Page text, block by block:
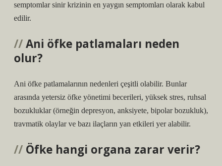
semptomlar sinir krizinin en yaygın semptomları olarak kabul
edilir.
Ani öfke patlamaları neden
olur?
Ani öfke patlamalarının nedenleri çeşitli olabilir. Bunlar
arasında yetersiz öfke yönetimi becerileri, yüksek stres, ruhsal
bozukluklar (örneğin depresyon, anksiyete, bipolar bozukluk),
travmatik olaylar ve bazı ilaçların yan etkileri yer alabilir.
Öfke hangi organa zarar verir?